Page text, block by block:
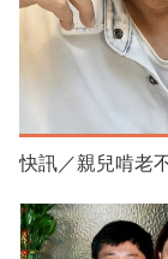
快訊／親兒啃老